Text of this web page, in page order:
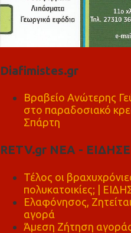
Diafimistes.gr
Βραβείο Ανώτερης
στο παραδοσιακό
Σπάρτη
RETV.gr ΝΕΑ -
Τέλος οι
πολυκατοικίες; |
Ελαφόνησος,
αγορά
Άμεση Ζήτηση